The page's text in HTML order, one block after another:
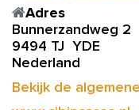
Adres
Bunnerzandweg 2
9494 TJ YDE
Nederland
Bekijk de